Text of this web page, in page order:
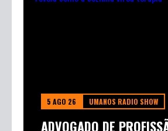
5 AGO 26 UMANOS RADIO SHOW
ADVOGADO DE